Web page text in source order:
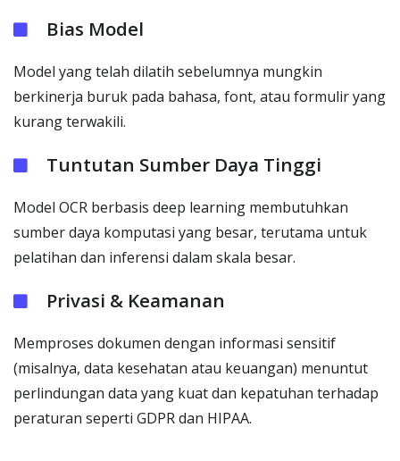
Bias Model
Model yang telah dilatih sebelumnya mungkin
berkinerja buruk pada bahasa, font, atau formulir yang
kurang terwakili.
Tuntutan Sumber Daya Tinggi
Model OCR berbasis deep learning membutuhkan
sumber daya komputasi yang besar, terutama untuk
pelatihan dan inferensi dalam skala besar.
Privasi & Keamanan
Memproses dokumen dengan informasi sensitif
(misalnya, data kesehatan atau keuangan) menuntut
perlindungan data yang kuat dan kepatuhan terhadap
peraturan seperti GDPR dan HIPAA.